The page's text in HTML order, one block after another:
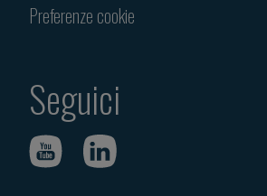
Preferenze cookie
Seguici